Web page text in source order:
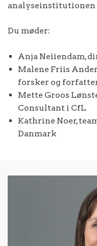
analyseinstitutionen
Du møder:
Anja Neiiendam,
Malene Friis
forsker og
Mette Groos
Consultant i CfL
Kathrine Noer,
Danmark